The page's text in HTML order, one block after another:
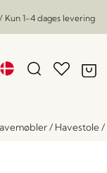
/ Kun 1-4 dages levering
/ Havestole/